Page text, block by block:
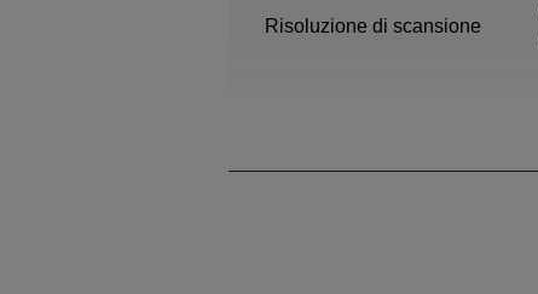
Risoluzione di scansione